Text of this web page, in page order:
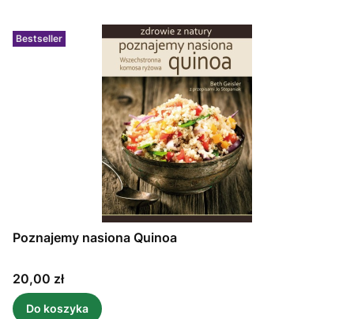
Bestseller
Poznajemy nasiona Quinoa
Cena
20,00 zł
Do koszyka